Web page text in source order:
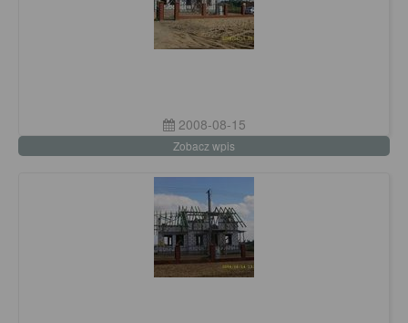
2008-08-15
Zobacz wpis